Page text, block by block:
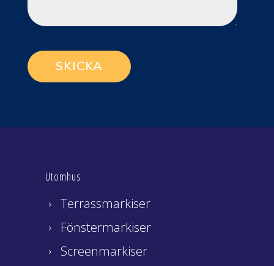
Utomhus
Terrassmarkiser
Fönstermarkiser
Screenmarkiser